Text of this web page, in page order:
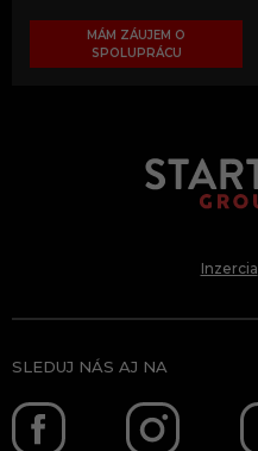
MÁM ZÁUJEM O
SPOLUPRÁCU
Inzercia
SLEDUJ NÁS AJ NA